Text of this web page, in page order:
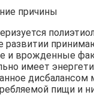
развитии
и врожденные
имеет
дисбалансом
пищи и